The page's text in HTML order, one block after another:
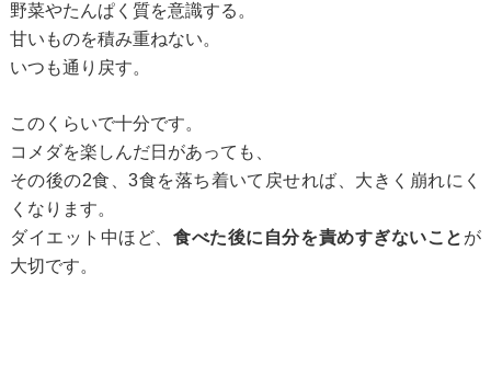
野菜やたんぱく質を意識する。
甘いものを積み重ねない。
いつも通り戻す。
このくらいで十分です。
コメダを楽しんだ日があっても、
その後の2食、3食を落ち着いて戻せれば、大きく崩れにく
くなります。
ダイエット中ほど、食べた後に自分を責めすぎないこと が
大切です。